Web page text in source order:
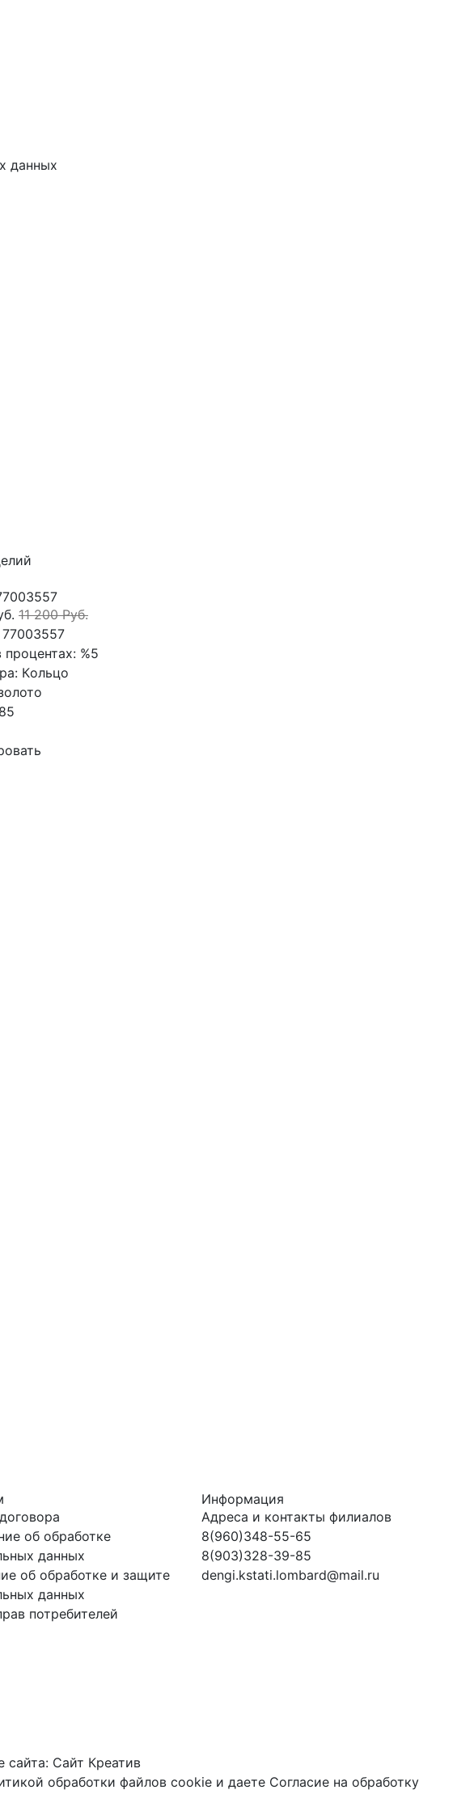
данных
11 200 Руб.
77003557
процентах: %5
Кoльцо
об обработке
данных
об обработке и защите
данных
потребителей
Информация
Адреса и контакты филиалов
8(960)348-55-65
8(903)328-39-85
dengi.kstati.lombard@mail.ru
сайта: Сайт Креатив
обработки файлов cookie и даете Согласие на обработку